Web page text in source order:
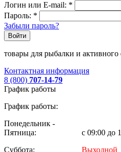
Логин или E-mail: *
Пароль: *
Забыли пароль?
Войти
товары для рыбалки и активного
Контактная информация
8 (800) 707-14-79
График работы
График работы:
Понедельник -
Пятница:
с 09:00 до
Суббота:
Выходной